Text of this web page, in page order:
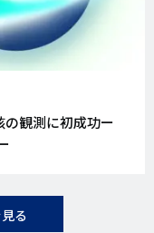
観測に初成功ー
る